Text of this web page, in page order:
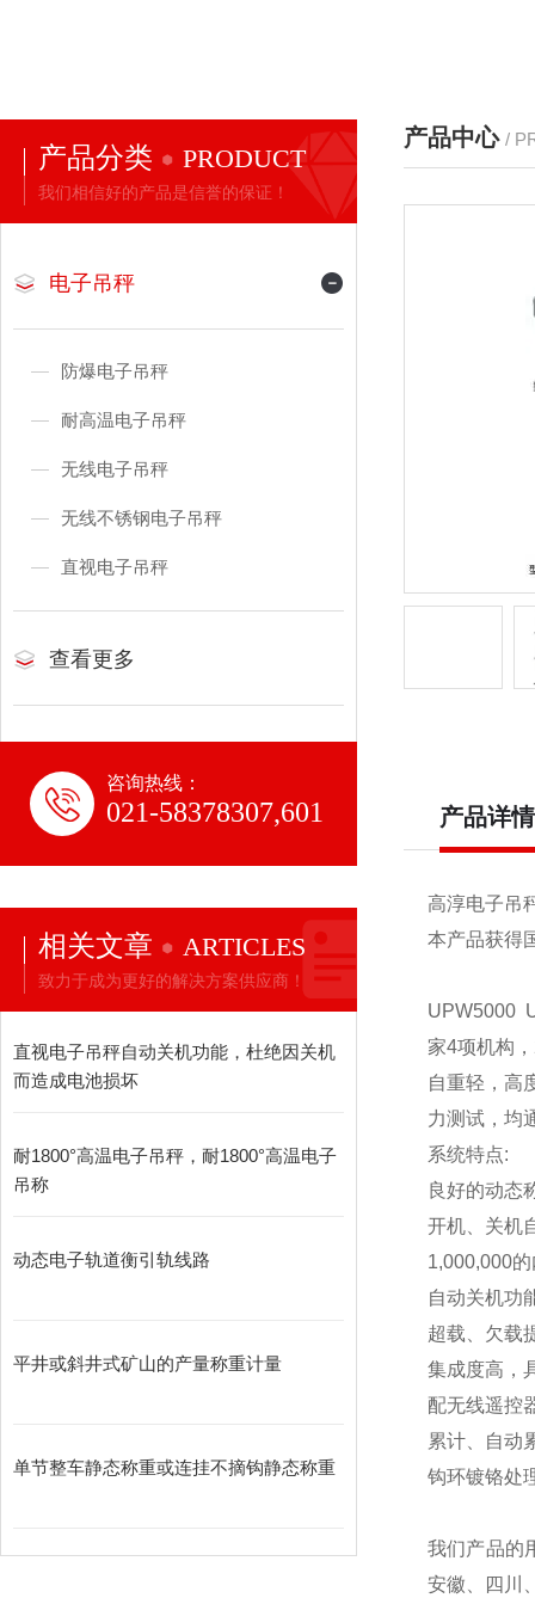
产品分类 PRODUCT
我们相信好的产品是信誉的保证！
电子吊秤
防爆电子吊秤
耐高温电子吊秤
无线电子吊秤
无线不锈钢电子吊秤
直视电子吊秤
查看更多
咨询热线：
021-58378307,601
相关文章 ARTICLES
致力于成为更好的解决方案供应商！
直视电子吊秤自动关机功能，杜绝因关机
而造成电池损坏
耐1800°高温电子吊秤，耐1800°高温电子
吊称
动态电子轨道衡引轨线路
平井或斜井式矿山的产量称重计量
单节整车静态称重或连挂不摘钩静态称重
产品中心 /
产品详情
高淳电子吊
本产品获得
UPW5000
家4项机构
自重轻，高
力测试，均
系统特点:
良好的动态
开机、关机
1,000,000
自动关机功
超载、欠载
集成度高，
配无线遥控
累计、自动
钩环镀铬处
我们产品的
安徽、四川